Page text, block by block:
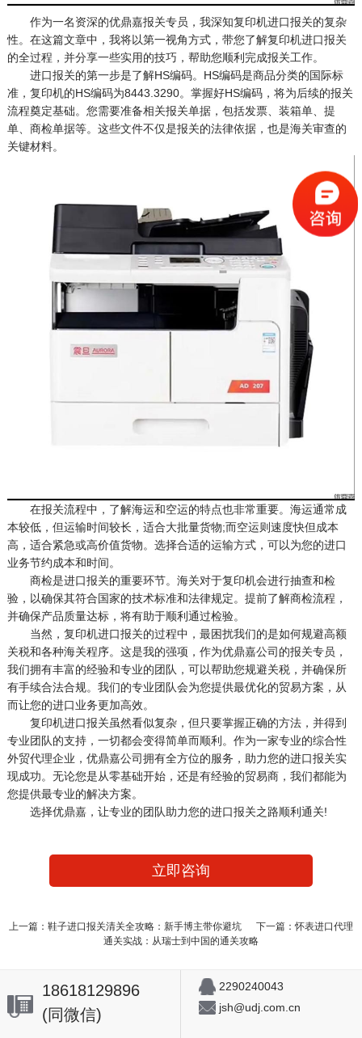
作为一名资深的优鼎嘉报关专员，我深知复印机进口报关的复杂
性。在这篇文章中，我将以第一视角方式，带您了解复印机进口报关
的全过程，并分享一些实用的技巧，帮助您顺利完成报关工作。
进口报关的第一步是了解HS编码。HS编码是商品分类的国际标
准，复印机的HS编码为8443.3290。掌握好HS编码，将为后续的报关
流程奠定基础。您需要准备相关报关单据，包括发票、装箱单、提
单、商检单据等。这些文件不仅是报关的法律依据，也是海关审查的
关键材料。
在报关流程中，了解海运和空运的特点也非常重要。海运通常成
本较低，但运输时间较长，适合大批量货物;而空运则速度快但成本
高，适合紧急或高价值货物。选择合适的运输方式，可以为您的进口
业务节约成本和时间。
商检是进口报关的重要环节。海关对于复印机会进行抽查和检
验，以确保其符合国家的技术标准和法律规定。提前了解商检流程，
并确保产品质量达标，将有助于顺利通过检验。
当然，复印机进口报关的过程中，最困扰我们的是如何规避高额
关税和各种海关程序。这是我的强项，作为优鼎嘉公司的报关专员，
我们拥有丰富的经验和专业的团队，可以帮助您规避关税，并确保所
有手续合法合规。我们的专业团队会为您提供最优化的贸易方案，从
而让您的进口业务更加高效。
复印机进口报关虽然看似复杂，但只要掌握正确的方法，并得到
专业团队的支持，一切都会变得简单而顺利。作为一家专业的综合性
外贸代理企业，优鼎嘉公司拥有全方位的服务，助力您的进口报关实
现成功。无论您是从零基础开始，还是有经验的贸易商，我们都能为
您提供最专业的解决方案。
选择优鼎嘉，让专业的团队助力您的进口报关之路顺利通关!
立即咨询
上一篇：鞋子进口报关清关全攻略：新手博主带你避坑
下一篇：怀表进口代理
通关实战：从瑞士到中国的通关攻略
18618129896
(同微信)
2290240043
jsh@udj.com.cn